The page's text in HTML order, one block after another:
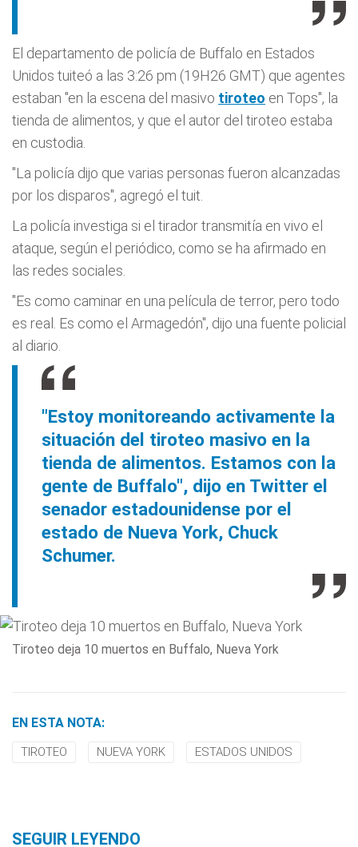
El departamento de policía de Buffalo en Estados
Unidos tuiteó a las 3:26 pm (19H26 GMT) que agentes
estaban "en la escena del masivo tiroteo en Tops", la
tienda de alimentos, y que el autor del tiroteo estaba
en custodia.
"La policía dijo que varias personas fueron alcanzadas
por los disparos", agregó el tuit.
La policía investiga si el tirador transmitía en vivo el
ataque, según el periódico, como se ha afirmado en
las redes sociales.
"Es como caminar en una película de terror, pero todo
es real. Es como el Armagedón", dijo una fuente policial
al diario.
"Estoy monitoreando activamente la
situación del tiroteo masivo en la
tienda de alimentos. Estamos con la
gente de Buffalo", dijo en Twitter el
senador estadounidense por el
estado de Nueva York, Chuck
Schumer.
Tiroteo deja 10 muertos en Buffalo, Nueva York
EN ESTA NOTA:
TIROTEO NUEVA YORK ESTADOS UNIDOS
SEGUIR LEYENDO